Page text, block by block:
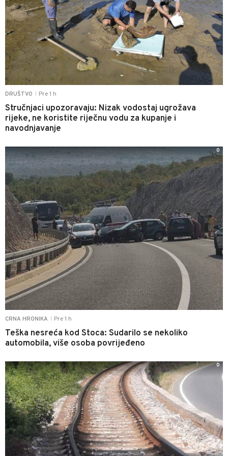
DRUŠTVO Pre 1 h
Stručnjaci upozoravaju: Nizak vodostaj ugrožava
rijeke, ne koristite riječnu vodu za kupanje i
navodnjavanje
CRNA HRONIKA Pre 1 h
Teška nesreća kod Stoca: Sudarilo se nekoliko
automobila, više osoba povrijeđeno
0
0